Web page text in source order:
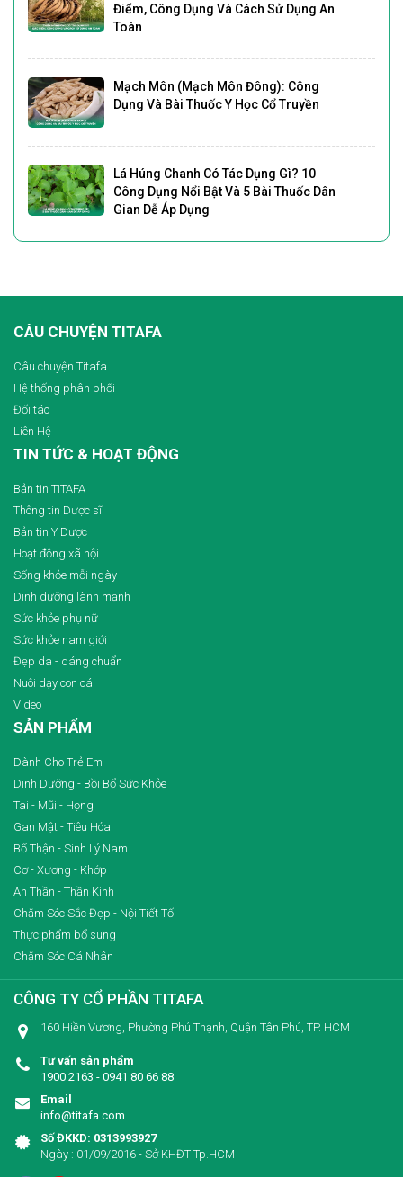
Điểm, Công Dụng Và Cách Sử Dụng An
Toàn
Mạch Môn (Mạch Môn Đông): Công
Dụng Và Bài Thuốc Y Học Cổ Truyền
Lá Húng Chanh Có Tác Dụng Gì? 10
Công Dụng Nổi Bật Và 5 Bài Thuốc Dân
Gian Dễ Áp Dụng
CÂU CHUYỆN TITAFA
Câu chuyện Titafa
Hệ thống phân phối
Đối tác
Liên Hệ
TIN TỨC & HOẠT ĐỘNG
Bản tin TITAFA
Thông tin Dược sĩ
Bản tin Y Dược
Hoạt động xã hội
Sống khỏe mỗi ngày
Dinh dưỡng lành mạnh
Sức khỏe phụ nữ
Sức khỏe nam giới
Đẹp da - dáng chuẩn
Nuôi dạy con cái
Video
SẢN PHẨM
Dành Cho Trẻ Em
Dinh Dưỡng - Bồi Bổ Sức Khỏe
Tai - Mũi - Họng
Gan Mật - Tiêu Hóa
Bổ Thận - Sinh Lý Nam
Cơ - Xương - Khớp
An Thần - Thần Kinh
Chăm Sóc Sắc Đẹp - Nội Tiết Tố
Thực phẩm bổ sung
Chăm Sóc Cá Nhân
CÔNG TY CỔ PHẦN TITAFA
160 Hiền Vương, Phường Phú Thạnh, Quận Tân Phú, TP. HCM
Tư vấn sản phẩm
1900 2163 - 0941 80 66 88
Email
info@titafa.com
Số ĐKKD: 0313993927
Ngày : 01/09/2016 - Sở KHĐT Tp.HCM